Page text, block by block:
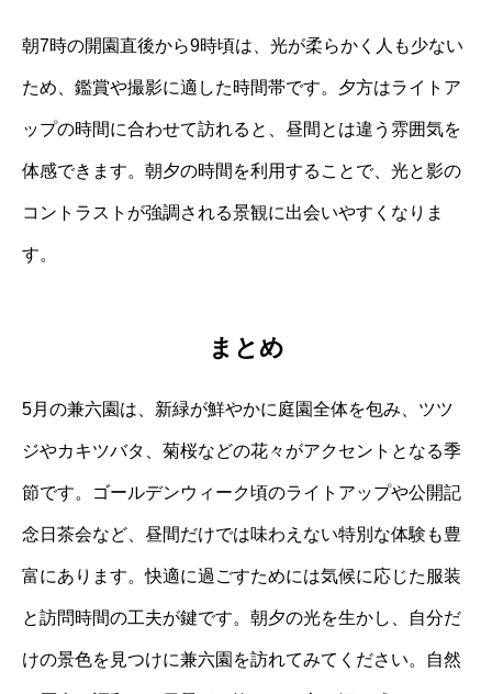
朝7時の開園直後から9時頃は、光が柔らかく人も少ない
ため、鑑賞や撮影に適した時間帯です。夕方はライトア
ップの時間に合わせて訪れると、昼間とは違う雰囲気を
体感できます。朝夕の時間を利用することで、光と影の
コントラストが強調される景観に出会いやすくなりま
す。
まとめ
5月の兼六園は、新緑が鮮やかに庭園全体を包み、ツツ
ジやカキツバタ、菊桜などの花々がアクセントとなる季
節です。ゴールデンウィーク頃のライトアップや公開記
念日茶会など、昼間だけでは味わえない特別な体験も豊
富にあります。快適に過ごすためには気候に応じた服装
と訪問時間の工夫が鍵です。朝夕の光を生かし、自分だ
けの景色を見つけに兼六園を訪れてみてください。自然